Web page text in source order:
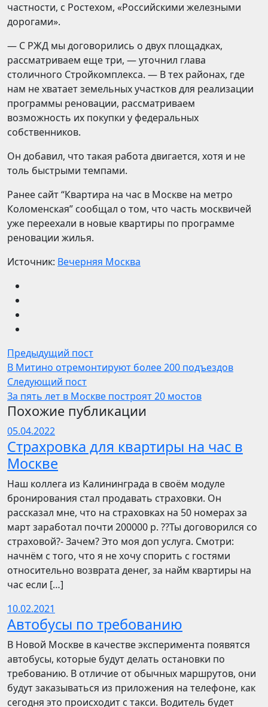
частности, с Ростехом, «Российскими железными
дорогами».
— С РЖД мы договорились о двух площадках,
рассматриваем еще три, — уточнил глава
столичного Стройкомплекса. — В тех районах, где
нам не хватает земельных участков для реализации
программы реновации, рассматриваем
возможность их покупки у федеральных
собственников.
Он добавил, что такая работа двигается, хотя и не
толь быстрыми темпами.
Ранее сайт “Квартира на час в Москве на метро
Коломенская” сообщал о том, что часть москвичей
уже переехали в новые квартиры по программе
реновации жилья.
Источник: Вечерняя Москва
Предыдущий пост
В Митино отремонтируют более 200 подъездов
Следующий пост
За пять лет в Москве построят 20 мостов
Похожие публикации
05.04.2022
Страхровка для квартиры на час в
Москве
Наш коллега из Калининграда в своём модуле
бронирования стал продавать страховки. Он
рассказал мне, что на страховках на 50 номерах за
март заработал почти 200000 р. ??Ты договорился со
страховой?- Зачем? Это моя доп услуга. Смотри:
начнём с того, что я не хочу спорить с гостями
относительно возврата денег, за найм квартиры на
час если […]
10.02.2021
Автобусы по требованию
В Новой Москве в качестве эксперимента появятся
автобусы, которые будут делать остановки по
требованию. В отличие от обычных маршрутов, они
будут заказываться из приложения на телефоне, как
сегодня это происходит с такси. Водитель будет